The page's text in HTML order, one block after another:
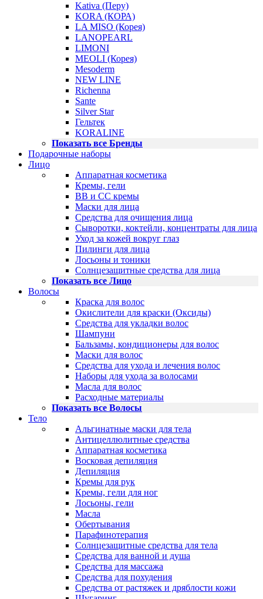
Kativa (Перу)
KORA (КОРА)
LA MISO (Корея)
LANOPEARL
LIMONI
MEOLI (Корея)
Mesoderm
NEW LINE
Richenna
Sante
Silver Star
Гельтек
KORALINE
Показать все Бренды
Подарочные наборы
Лицо
Аппаратная косметика
Кремы, гели
BB и CC кремы
Маски для лица
Средства для очищения лица
Сыворотки, коктейли, концентраты для лица
Уход за кожей вокруг глаз
Пилинги для лица
Лосьоны и тоники
Солнцезащитные средства для лица
Показать все Лицо
Волосы
Краска для волос
Окислители для краски (Оксиды)
Средства для укладки волос
Шампуни
Бальзамы, кондиционеры для волос
Маски для волос
Средства для ухода и лечения волос
Наборы для ухода за волосами
Масла для волос
Расходные материалы
Показать все Волосы
Тело
Альгинатные маски для тела
Антицеллюлитные средства
Аппаратная косметика
Восковая депиляция
Депиляция
Кремы для рук
Кремы, гели для ног
Лосьоны, гели
Масла
Обертывания
Парафинотерапия
Солнцезащитные средства для тела
Средства для ванной и душа
Средства для массажа
Средства для похудения
Средства от растяжек и дряблости кожи